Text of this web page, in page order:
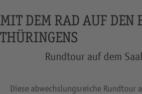
MIT DEM RAD AUF DEN
THÜRINGENS
Rundtour auf dem
Diese abwechslungsreiche Rundtour